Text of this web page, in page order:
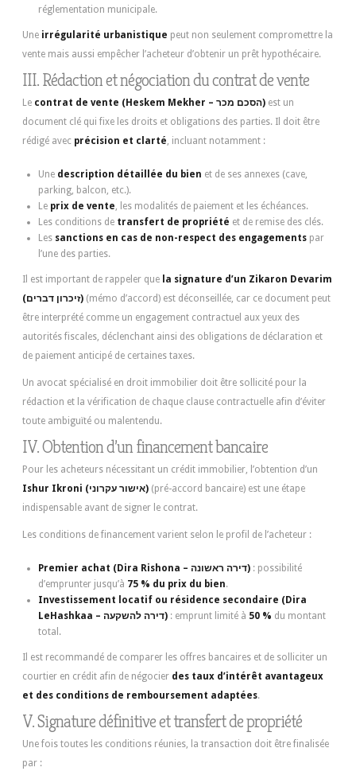
réglementation municipale.
Une irrégularité urbanistique peut non seulement compromettre la
vente mais aussi empêcher l’acheteur d’obtenir un prêt hypothécaire.
III. Rédaction et négociation du contrat de vente
Le contrat de vente (Heskem Mekher – הסכם מכר) est un
document clé qui fixe les droits et obligations des parties. Il doit être
rédigé avec précision et clarté, incluant notamment :
Une description détaillée du bien et de ses annexes (cave,
parking, balcon, etc.).
Le prix de vente, les modalités de paiement et les échéances.
Les conditions de transfert de propriété et de remise des clés.
Les sanctions en cas de non-respect des engagements par
l’une des parties.
Il est important de rappeler que la signature d’un Zikaron Devarim
(זיכרון דברים) (mémo d’accord) est déconseillée, car ce document peut
être interprété comme un engagement contractuel aux yeux des
autorités fiscales, déclenchant ainsi des obligations de déclaration et
de paiement anticipé de certaines taxes.
Un avocat spécialisé en droit immobilier doit être sollicité pour la
rédaction et la vérification de chaque clause contractuelle afin d’éviter
toute ambiguïté ou malentendu.
IV. Obtention d’un financement bancaire
Pour les acheteurs nécessitant un crédit immobilier, l’obtention d’un
Ishur Ikroni (אישור עקרוני) (pré-accord bancaire) est une étape
indispensable avant de signer le contrat.
Les conditions de financement varient selon le profil de l’acheteur :
Premier achat (Dira Rishona – דירה ראשונה) : possibilité
d’emprunter jusqu’à 75 % du prix du bien.
Investissement locatif ou résidence secondaire (Dira
LeHashkaa – דירה להשקעה) : emprunt limité à 50 % du montant
total.
Il est recommandé de comparer les offres bancaires et de solliciter un
courtier en crédit afin de négocier des taux d’intérêt avantageux
et des conditions de remboursement adaptées.
V. Signature définitive et transfert de propriété
Une fois toutes les conditions réunies, la transaction doit être finalisée
par :